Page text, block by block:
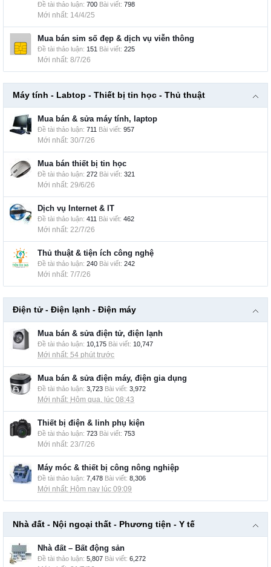
Đề tài thảo luận: 700 Bài viết: 798
14/4/25
Mua bán sim số đẹp & dịch vụ viễn thông
Đề tài thảo luận: 151 Bài viết: 225
8/7/26
Máy tính - Labtop - Thiết bị tin học - Thủ thuật
Mua bán & sửa máy tính, laptop
Đề tài thảo luận: 711 Bài viết: 957
30/7/26
Mua bán thiết bị tin học
Đề tài thảo luận: 272 Bài viết: 321
29/6/26
Dịch vụ Internet & IT
Đề tài thảo luận: 411 Bài viết: 462
22/7/26
Thủ thuật & tiện ích công nghệ
Đề tài thảo luận: 240 Bài viết: 242
7/7/26
Điện tử - Điện lạnh - Điện máy
Mua bán & sửa điện tử, điện lạnh
Đề tài thảo luận: 10,175 Bài viết: 10,747
54 phút trước
Mua bán & sửa điện máy, điện gia dụng
Đề tài thảo luận: 3,723 Bài viết: 3,972
Hôm qua, lúc 08:43
Thiết bị điện & linh phụ kiện
Đề tài thảo luận: 723 Bài viết: 753
23/7/26
Máy móc & thiết bị công nông nghiệp
Đề tài thảo luận: 7,478 Bài viết: 8,306
Hôm nay lúc 09:09
Nhà đất - Nội ngoại thất - Phương tiện - Y tế
Nhà đất – Bất động sản
Đề tài thảo luận: 5,807 Bài viết: 6,272